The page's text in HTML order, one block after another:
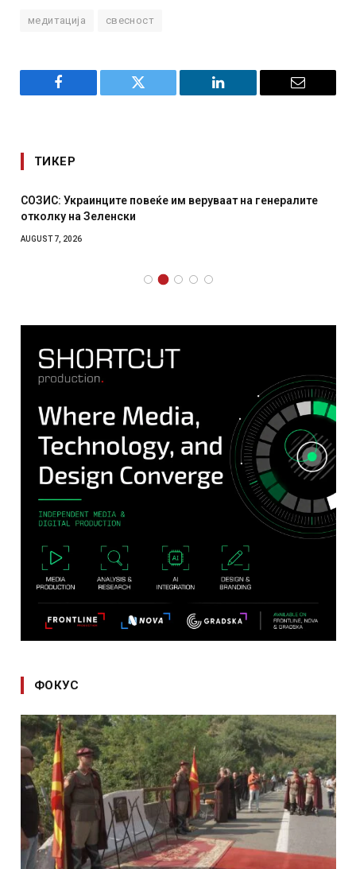
медитација свесност
Facebook Twitter LinkedIn Email
ТИКЕР
СОЗИС: Украинците повеќе им веруваат на генералите
отколку на Зеленски
AUGUST 7, 2026
ФОКУС